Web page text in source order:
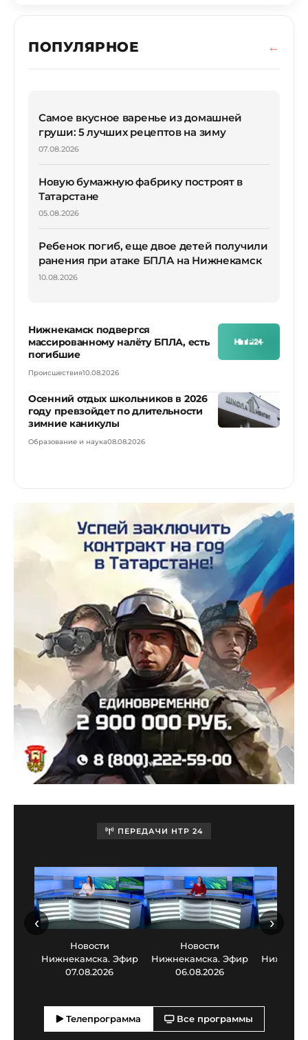
ПОПУЛЯРНОЕ
Самое вкусное варенье из домашней
груши: 5 лучших рецептов на зиму
07.08.2026
Новую бумажную фабрику построят в
Татарстане
05.08.2026
Ребенок погиб, еще двое детей получили
ранения при атаке БПЛА на Нижнекамск
10.08.2026
Нижнекамск подвергся
массированному налёту БПЛА, есть
погибшие
Происшествия10.08.2026
Осенний отдых школьников в 2026
году превзойдет по длительности
зимние каникулы
Образование и наука08.08.2026
ПЕРЕДАЧИ НТР 24
Новости
Нижнекамска. Эфир
07.08.2026
Новости
Нижнекамска. Эфир
06.08.2026
‹ ›
Телепрограмма Все программы